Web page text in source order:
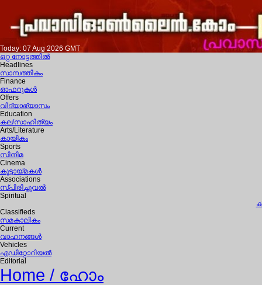
Today: 07 Aug 2026 GMT
ഒറ്റ നോട്ടത്തില്‍
Headlines
സാമ്പത്തികം
Finance
ഓഫറുകള്‍
Offers
വിദ്യാഭ്യാസം
Education
കല/സാഹിത്യം
Arts/Literature
കായികം
Sports
സിനിമ
Cinema
കൂട്ടായ്മകള്‍
Associations
സ്പിരിച്ചുവല്‍
Spiritual
Classifieds
സമകാലികം
Current
വാഹനങ്ങള്‍
Vehicles
എഡിറ്റോറിയല്‍
Editorial
Home / ഹോം